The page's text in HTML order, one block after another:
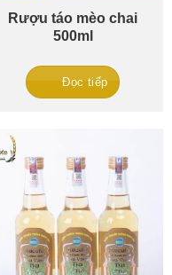
Rượu táo mèo chai
500ml
Đọc tiếp